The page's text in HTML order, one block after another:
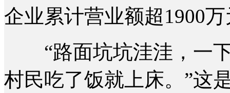
企业累计营业额超1900
“路面坑坑洼洼，一下
村民吃了饭就上床。”这